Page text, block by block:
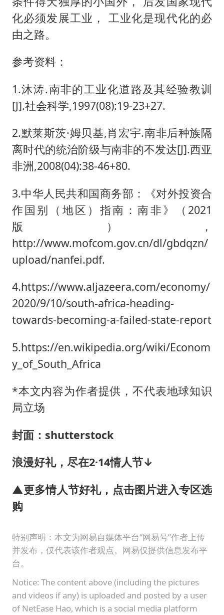
化必须发展工业， 工业化是现代化的必
由之路。
参考资料：
1.沐涛.南非的工业化道路及其经验教训
[J].社会科学,1997(08):19-23+27.
2.默莱斯茨·姆贝基,肖宏宇.南非后种族隔
离时代的统治阶级与南非的不发达[J].西亚
非洲,2008(04):38-46+80.
3.中华人民共和国商务部：《对外投资合
作国别（地区）指南：南非》（2021
版），
http://www.mofcom.gov.cn/dl/gbdqzn/
upload/nanfei.pdf.
4.https://www.aljazeera.com/economy/
2020/9/10/south-africa-heading-
towards-becoming-a-failed-state-report
5.https://en.wikipedia.org/wiki/Econom
y_of_South_Africa
*本文内容为作者提供，不代表地球知识
局立场
封面：shutterstock
浪漫好礼，尽在2·14情人节↓
▲更多情人节好礼，点击图片进入专区选
购
特别声明：本文为网易自媒体平台“网易号”作者上传
并发布，仅代表该作者观点。网易仅提供信息发布平
台。
Notice: The content above (including the pictures
and videos if any) is uploaded and posted by a user
of NetEase Hao, which is a social media platform